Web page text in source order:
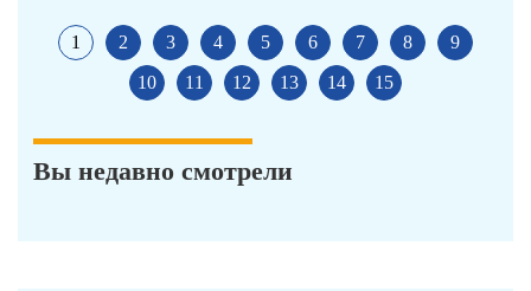
1 2 3 4 5 6 7 8
9
10
11 12 13 14 15
Вы недавно смотрели